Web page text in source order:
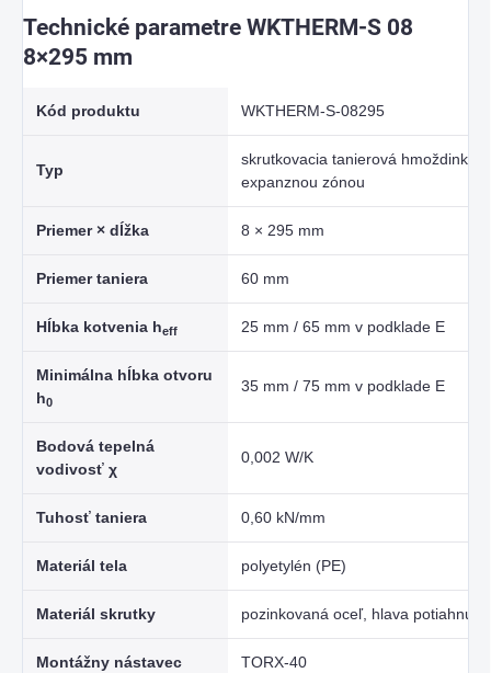
Technické parametre WKTHERM-S 08
8×295 mm
Kód produktu WKTHERM-S-08295
Typ
skrutkovacia tanierová hmoždinka
expanznou zónou
Priemer × dĺžka 8 × 295 mm
Priemer taniera 60 mm
Hĺbka kotvenia heff 25 mm / 65 mm v podklade E
Minimálna hĺbka otvoru
h0
35 mm / 75 mm v podklade E
Bodová tepelná
vodivosť χ
0,002 W/K
Tuhosť taniera 0,60 kN/mm
Materiál tela polyetylén (PE)
Materiál skrutky pozinkovaná oceľ, hlava potiahnutá
Montážny nástavec TORX-40